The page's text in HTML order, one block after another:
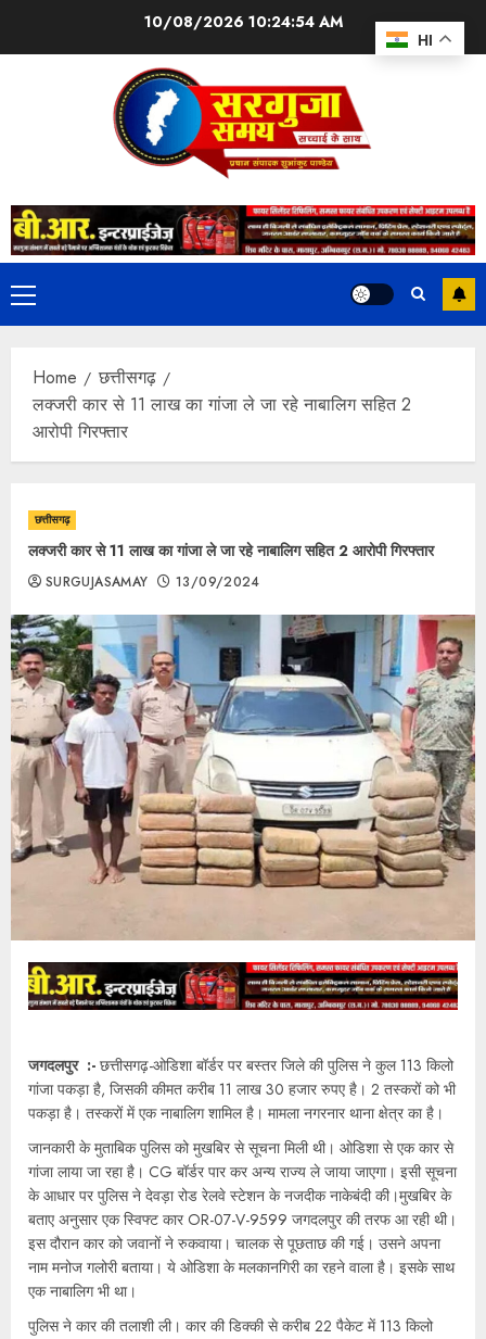
10/08/2026 10:24:55 AM
Home
छत्तीसगढ़
लक्जरी कार से 11 लाख का गांजा ले जा रहे नाबालिग सहित 2
आरोपी गिरफ्तार
छत्तीसगढ़
लक्जरी कार से 11 लाख का गांजा ले जा रहे नाबालिग सहित 2 आरोपी गिरफ्तार
SURGUJASAMAY 13/09/2024
जगदलपुर :- छत्तीसगढ़-ओडिशा बॉर्डर पर बस्तर जिले की पुलिस ने कुल 113 किलो
गांजा पकड़ा है, जिसकी कीमत करीब 11 लाख 30 हजार रुपए है। 2 तस्करों को भी
पकड़ा है। तस्करों में एक नाबालिग शामिल है। मामला नगरनार थाना क्षेत्र का है।
जानकारी के मुताबिक पुलिस को मुखबिर से सूचना मिली थी। ओडिशा से एक कार से
गांजा लाया जा रहा है। CG बॉर्डर पार कर अन्य राज्य ले जाया जाएगा। इसी सूचना
के आधार पर पुलिस ने देवड़ा रोड रेलवे स्टेशन के नजदीक नाकेबंदी की।मुखबिर के
बताए अनुसार एक स्विफ्ट कार OR-07-V-9599 जगदलपुर की तरफ आ रही थी।
इस दौरान कार को जवानों ने रुकवाया। चालक से पूछताछ की गई। उसने अपना
नाम मनोज गलोरी बताया। ये ओडिशा के मलकानगिरी का रहने वाला है। इसके साथ
एक नाबालिग भी था।
पुलिस ने कार की तलाशी ली। कार की डिक्की से करीब 22 पैकेट में 113 किलो
HI